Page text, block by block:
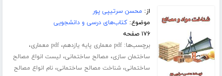
از: محسن سرتیپی پور
موضوع:کتاب‌های درسی و دانشجویی
۱۷۶ صفحه
برچسب‌ها:pdf معماری پایه یازدهم ،pdf معماری ،
ساختمان سازی، مصالح ساختمانی، لیست انواع مصالح
ساختمانی،شناخت مصالح ساختمانی،نام انواع مصالح